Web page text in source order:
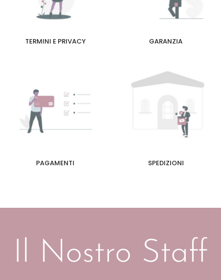
TERMINI E PRIVACY GARANZIA
PAGAMENTI SPEDIZIONI
Il Nostro Staff